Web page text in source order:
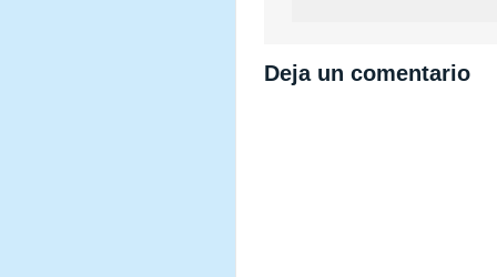
Deja un comentario